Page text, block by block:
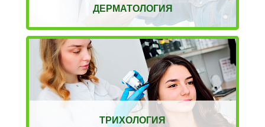
ДЕРМАТОЛОГИЯ
ТРИХОЛОГИЯ